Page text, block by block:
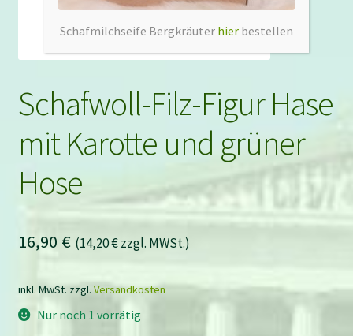
Schafwoll-Filz-Figur Hase
mit Karotte und grüner
Hose
16,90 € (14,20€zzgl. MWSt.)
inkl. MwSt. zzgl. Versandkosten
Nur noch 1 vorrätig
Schafmilchseife Bergkräuter hier bestellen